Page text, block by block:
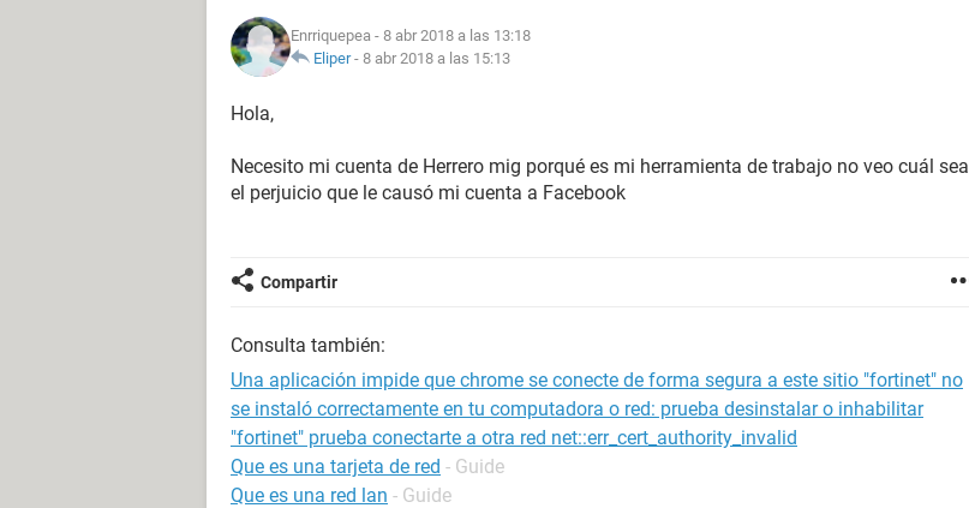
Enrriquepea - 8 abr 2018 a las 13:18
Eliper- 8 abr 2018 a las 15:13
Hola,
Necesito mi cuenta de Herrero mig porqué es mi herramienta de trabajo no veo cuál sea
el perjuicio que le causó mi cuenta a Facebook
Compartir
Consulta también:
Una aplicación impide que chrome se conecte de forma segura a este sitio "fortinet" no
se instaló correctamente en tu computadora o red: prueba desinstalar o inhabilitar
"fortinet" prueba conectarte a otra red net::err_cert_authority_invalid
Que es una tarjeta de red - Guide
Que es una red lan - Guide